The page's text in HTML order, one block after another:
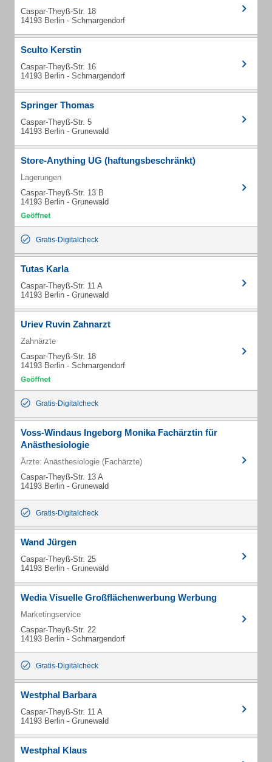
Caspar-Theyß-Str. 18
14193 Berlin - Schmargendorf
Sculto Kerstin
Caspar-Theyß-Str. 16
14193 Berlin - Schmargendorf
Springer Thomas
Caspar-Theyß-Str. 5
14193 Berlin - Grunewald
Store-Anything UG (haftungsbeschränkt)
Lagerungen
Caspar-Theyß-Str. 13 B
14193 Berlin - Grunewald
Gratis-Digitalcheck
Tutas Karla
Caspar-Theyß-Str. 11 A
14193 Berlin - Grunewald
Uriev Ruvin Zahnarzt
Zahnärzte
Caspar-Theyß-Str. 18
14193 Berlin - Schmargendorf
Gratis-Digitalcheck
Voss-Windaus Ingeborg Monika Fachärztin für
Anästhesiologie
Ärzte: Anästhesiologie (Fachärzte)
Caspar-Theyß-Str. 13 A
14193 Berlin - Grunewald
Gratis-Digitalcheck
Wand Jürgen
Caspar-Theyß-Str. 25
14193 Berlin - Grunewald
Wedia Visuelle Großflächenwerbung Werbung
Marketingservice
Caspar-Theyß-Str. 22
14193 Berlin - Schmargendorf
Gratis-Digitalcheck
Westphal Barbara
Caspar-Theyß-Str. 11 A
14193 Berlin - Grunewald
Westphal Klaus